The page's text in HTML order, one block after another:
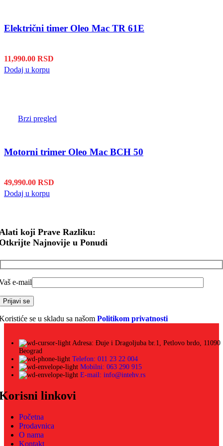
Električni timer Oleo Mac TR 61E
11,990.00 RSD
Dodaj u korpu
Brzi pregled
Motorni trimer Oleo Mac BCH 50
49,990.00 RSD
Dodaj u korpu
koji Prave Razliku:
Najnovije u Ponudi
e-mail
se u skladu sa našom Politikom privatnosti
Adresa: Đuje i Dragoljuba br.1, Petlovo brdo, 11090
Beograd
Telefon: 011 23 22 004
Mobilni: 063 290 915
E-mail: info@intehv.rs
linkovi
Početna
Prodavnica
O nama
Kontakt